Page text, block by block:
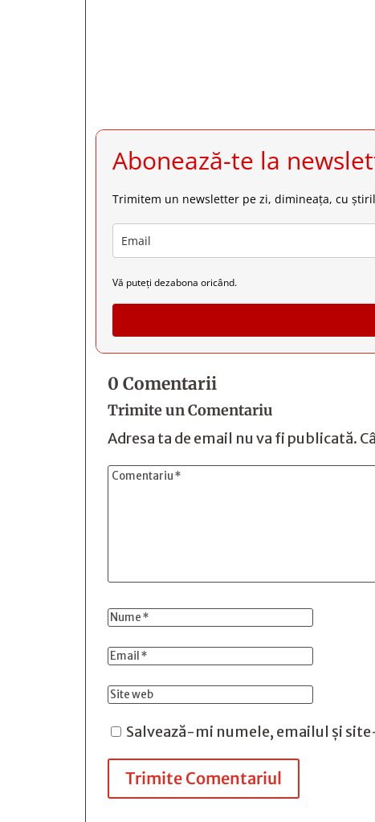
Abonează-te la
Trimitem un newsletter pe zi, dimineața, cu
Vă puteți dezabona oricând.
0 Comentarii
Trimite un Comentariu
Adresa ta de email nu va fi publicată.
Salvează-mi numele, emailul și
Trimite Comentariul